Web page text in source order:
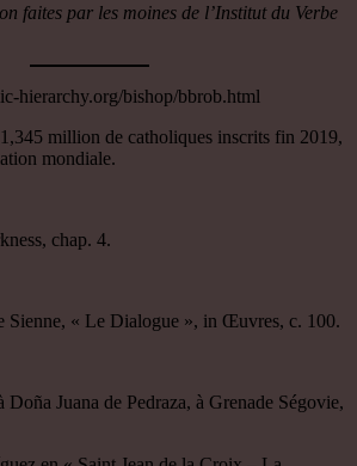
faites par les moines de l’Institut du Verbe
hierarchy.org/bishop/bbrob.html
million de catholiques inscrits fin 2019,
mondiale.
chap. 4.
Sienne, « Le Dialogue », in Œuvres, c. 100.
Doña Juana de Pedraza, à Grenade Ségovie,